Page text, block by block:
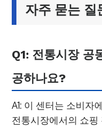
자주 묻는 질
Q1: 전통시장 공
공하나요?
A1: 이 센터는 소비자
전통시장에서의 쇼핑